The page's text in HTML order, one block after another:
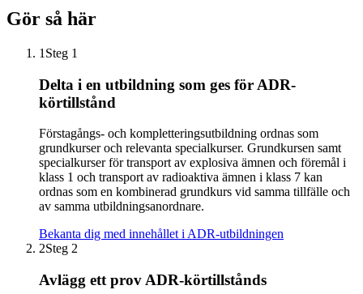
Gör så här
1 Steg 1
Delta i en utbildning som ges för ADR-
körtillstånd
Förstagångs- och kompletteringsutbildning ordnas som
grundkurser och relevanta specialkurser. Grundkursen samt
specialkurser för transport av explosiva ämnen och föremål i
klass 1 och transport av radioaktiva ämnen i klass 7 kan
ordnas som en kombinerad grundkurs vid samma tillfälle och
av samma utbildningsanordnare.
Bekanta dig med innehållet i ADR-utbildningen
2Steg 2
Avlägg ett prov ADR-körtillstånds